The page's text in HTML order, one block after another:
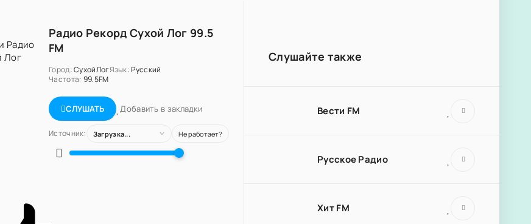
Радио Рекорд Сухой Лог 99.5
FM
Город:СухойЛогЯзык:Русский
Частота: 99.5FM
СЛУШАТЬ Добавить в закладки
Источник: Загрузка... Не работает?
Слушайте также
Вести FM
Русское Радио
Хит FM